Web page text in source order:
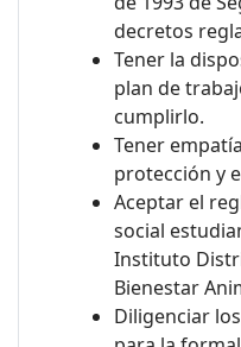
decretos
Tener la
plan de
cumplirlo.
Tener
protección y
Aceptar el
social
Instituto
Bienestar
Diligenciar